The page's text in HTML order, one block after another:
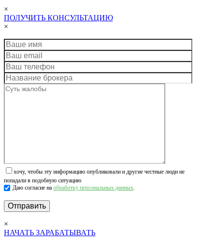
×
ПОЛУЧИТЬ КОНСУЛЬТАЦИЮ
×
хочу, чтобы эту информацию опубликовали и другие честные люди не
попадали в подобную ситуацию
Даю согласие на обработку персональных данных.
×
НАЧАТЬ ЗАРАБАТЫВАТЬ